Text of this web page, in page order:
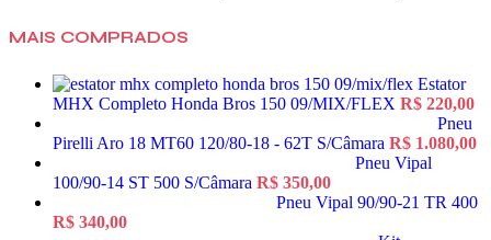
MAIS COMPRADOS
Estator
MHX Completo Honda Bros 150 09/MIX/FLEX R$ 220,00
Pneu
Pirelli Aro 18 MT60 120/80-18 - 62T S/Câmara R$ 1.080,00
Pneu Vipal
100/90-14 ST 500 S/Câmara R$ 350,00
Pneu Vipal 90/90-21 TR 400
R$ 340,00